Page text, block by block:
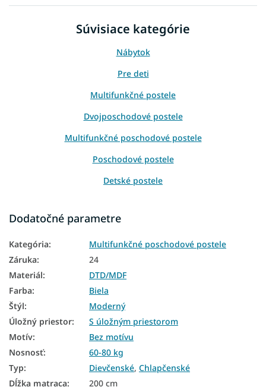
Súvisiace kategórie
Nábytok
Pre deti
Multifunkčné postele
Dvojposchodové postele
Multifunkčné poschodové postele
Poschodové postele
Detské postele
Detské postele s úložným priestorom
Biele detské postele
Detské poschodové postele
Moderné postele
Poschodové postele s úložným priestorom
Poschodové postele biele
Laminátové postele
Biele postele
Dodatočné parametre
Kategória:
Multifunkčné poschodové postele
Záruka:
24
Materiál:
DTD/MDF
Farba:
Biela
Štýl:
Moderný
Úložný priestor:
S úložným priestorom
Motív:
Bez motívu
Nosnosť:
60-80 kg
Typ: Dievčenské, Chlapčenské
Dĺžka matraca:
200 cm